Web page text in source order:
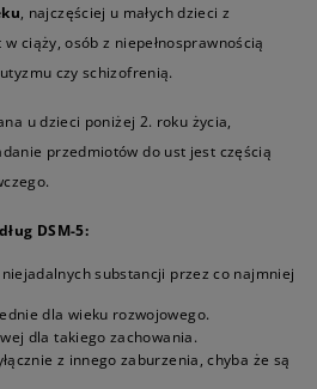
, najczęściej u małych dzieci z
ciąży, osób z niepełnosprawnością
czy schizofrenią.
u dzieci poniżej 2. roku życia,
przedmiotów do ust jest częścią
DSM-5:
substancji przez co najmniej
dla wieku rozwojowego.
dla takiego zachowania.
z innego zaburzenia, chyba że są